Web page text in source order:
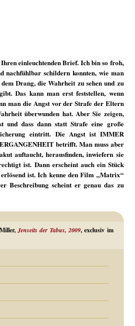
einleuchtenden Brief. Ich bin so froh,
nachfühlbar schildern konnten, wie man
Drang, die Wahrheit zu sehen und zu
Das kann man erst feststellen, wenn
man die Angst vor der Strafe der Eltern
überwunden hat. Aber Sie zeigen,
und dass dann statt Strafe eine große
eintritt. Die Angst ist IMMER
betrifft. Man muss aber
auftaucht, herausfinden, inwiefern sie
ist. Dann erscheint auch ein Stück
ist. Ich kenne den Film „Matrix“
Beschreibung scheint er genau das zu
Jenseits der Tabus, 2009, exclusiv im